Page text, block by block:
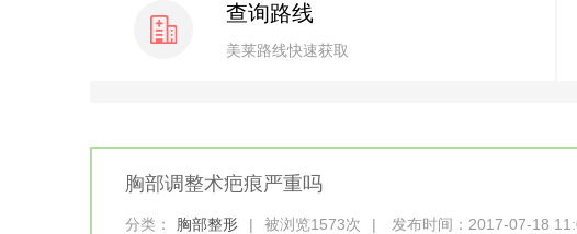
查询路线
美莱路线快速获取
胸部调整术疤痕严重吗
分类： 胸部整形 | 被浏览1573次 | 发布时间：2017-07-18